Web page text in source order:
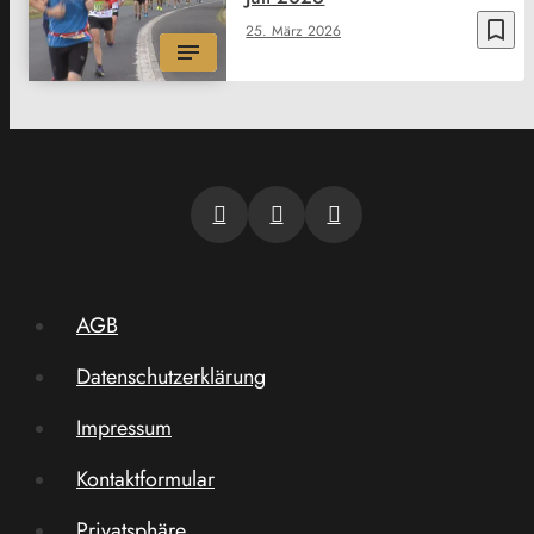
bookmark_border
25. März 2026
AGB
Datenschutzerklärung
Impressum
Kontaktformular